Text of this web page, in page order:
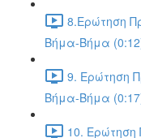
8.Ερώτηση
Βήμα-Βήμα
9. Ερώτηση
Βήμα-Βήμα
10. Ερώτηση